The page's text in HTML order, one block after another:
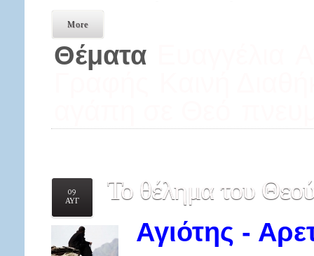
More
Θέματα
09
ΑΥΓ
Το θέλημα του Θεού
Αγιότης -